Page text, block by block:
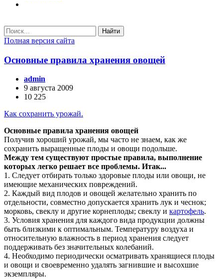
Найти
Полная версия сайта
Основные правила хранения овощей
admin
9 августа 2009
10 225
Как сохранить урожай.
Основные правила хранения овощей
Получив хороший урожай, мы часто не знаем, как же
сохранить выращенные плоды и овощи подольше.
Между тем существуют простые правила, выполнение
которых легко решает все проблемы. Итак...
1. Следует отбирать только здоровые плоды или овощи, не
имеющие механических повреждений.
2. Каждый вид плодов и овощей желательно хранить по
отдельности, совместно допускается хранить лук и чеснок;
морковь, свеклу и другие корнеплоды; свеклу и картофель.
3. Условия хранения для каждого вида продукции должны
быть близкими к оптимальным. Температуру воздуха и
относительную влажность в период хранения следует
поддерживать без значительных колебаний.
4. Необходимо периодически осматривать хранящиеся плоды
и овощи и своевременно удалять загнившие и высохшие
экземпляры.